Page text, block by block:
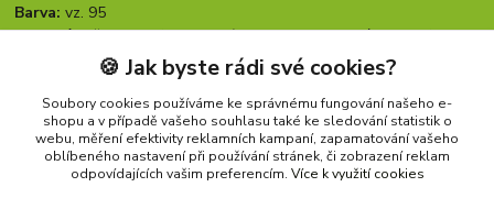
Barva:vz. 95
Materiál:tělo: 100 % bavlna, límec, ramena a rukávy - 65%
bavlna + 35% polyester
Zboží zařazeno v kategoriích
🍪 Jak byste rádi své cookies?
Soubory cookies používáme ke správnému fungování našeho e-
shopu a v případě vašeho souhlasu také ke sledování statistik o
webu, měření efektivity reklamních kampaní, zapamatování vašeho
oblíbeného nastavení při používání stránek, či zobrazení reklam
odpovídajících vašim preferencím. Více k využití cookies